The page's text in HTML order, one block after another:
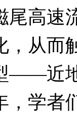
尾高速
，从而
——近
，学者